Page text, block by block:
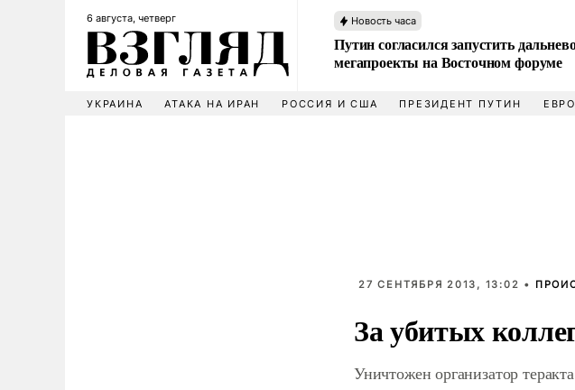
6 августа, четверг Новость часа
Путин согласился запустить
мегапроекты на Восточном форуме
УКРАИНА АТАКА НА ИРАН РОССИЯ И США ПРЕЗИДЕНТ ПУТИН
27 СЕНТЯБРЯ 2013, 13:02 •
За убитых
Уничтожен организатор